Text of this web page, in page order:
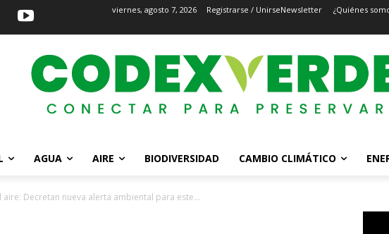
viernes, agosto 7, 2026 Registrarse / UnirseNewsletter ¿Quiénes
AGUA AIRE BIODIVERSIDAD CAMBIO CLIMÁTICO
Decretan nueva alerta ambiental para este...